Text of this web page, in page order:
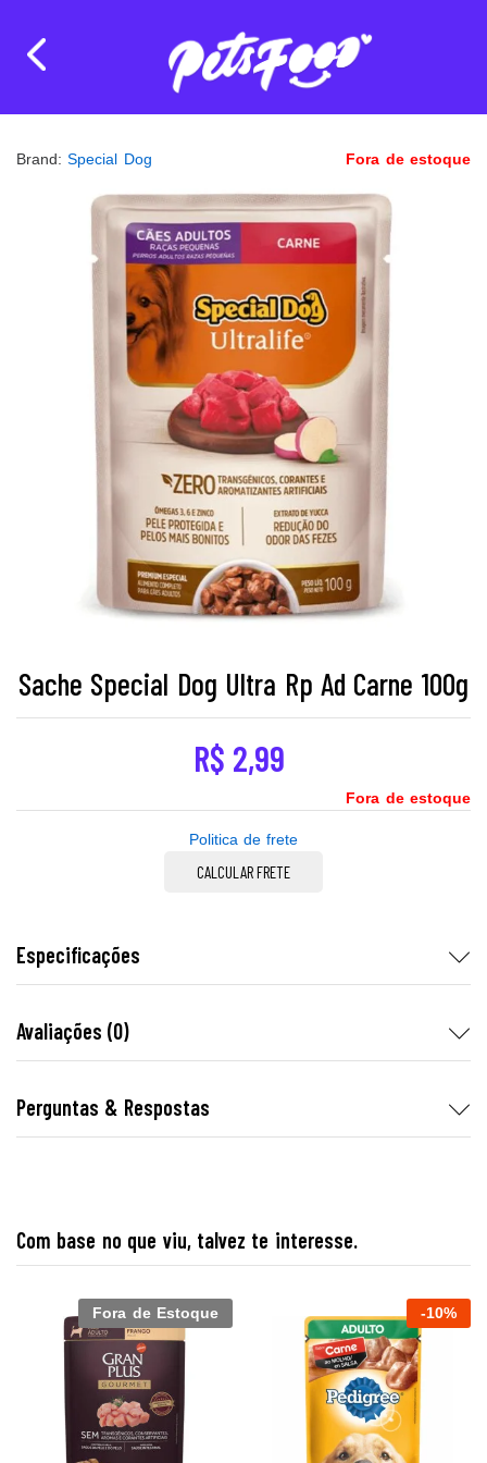
Brand:Special Dog Fora de estoque
Sache Special Dog Ultra Rp Ad Carne 100g
R$ 2,99
Fora de estoque
Politica de frete
CALCULAR FRETE
Especificações
Avaliações (0)
Perguntas & Respostas
Com base no que viu, talvez te interesse.
Fora de Estoque -10%